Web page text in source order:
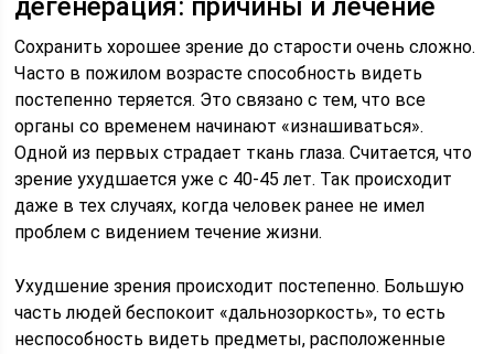
дегенерация: причины и лечение
Сохранить хорошее зрение до старости очень сложно.
Часто в пожилом возрасте способность видеть
постепенно теряется. Это связано с тем, что все
органы со временем начинают «изнашиваться».
Одной из первых страдает ткань глаза. Считается, что
зрение ухудшается уже с 40-45 лет. Так происходит
даже в тех случаях, когда человек ранее не имел
проблем с видением течение жизни.
Ухудшение зрения происходит постепенно. Большую
часть людей беспокоит «дальнозоркость», то есть
неспособность видеть предметы, расположенные